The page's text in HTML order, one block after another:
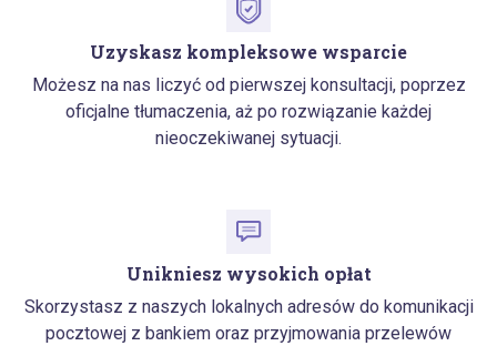
Uzyskasz kompleksowe wsparcie
Możesz na nas liczyć od pierwszej konsultacji, poprzez
oficjalne tłumaczenia, aż po rozwiązanie każdej
nieoczekiwanej sytuacji.
Unikniesz wysokich opłat
Skorzystasz z naszych lokalnych adresów do komunikacji
pocztowej z bankiem oraz przyjmowania przelewów